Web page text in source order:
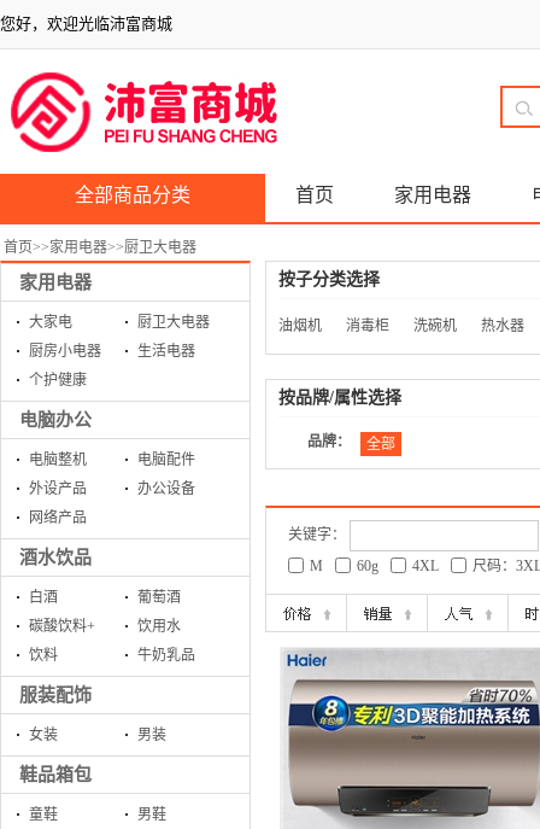
您好，欢迎光临沛富商城
全部商品分类 首页 家用电器
首页>>家用电器>>厨卫大电器
家用电器
大家电
厨卫大电器
厨房小电器
生活电器
个护健康
电脑办公
电脑整机
电脑配件
外设产品
办公设备
网络产品
酒水饮品
白酒
葡萄酒
碳酸饮料+
饮用水
饮料
牛奶乳品
服装配饰
女装 男装
鞋品箱包
童鞋
男鞋
按子分类选择
油烟机 消毒柜 洗碗机 热水器
按品牌/属性选择
品牌： 全部
关键字：
M
60g 4XL 尺码：